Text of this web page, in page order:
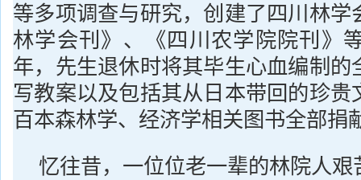
等多项调查与研究，创建了四川林学
林学会刊》、《四川农学院院刊》
年，先生退休时将其毕生心血编制的
写教案以及包括其从日本带回的珍贵
百本森林学、经济学相关图书全部捐
忆往昔，一位位老一辈的林院人